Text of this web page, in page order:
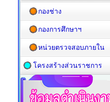
กองช่าง
กองการศึกษาฯ
หน่วยตรวจสอบภายใน
โครงสร้างส่วนราชการ